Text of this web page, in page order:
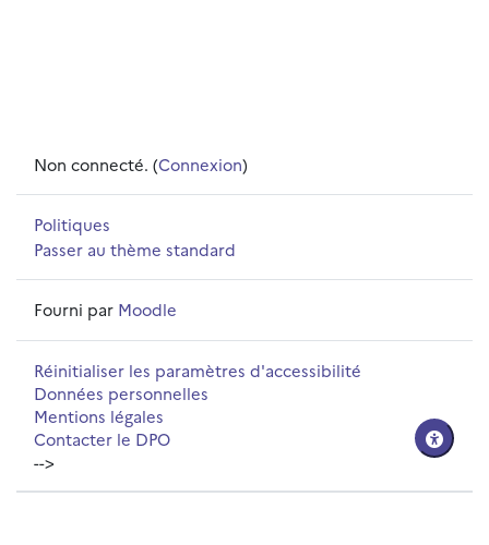
Non connecté. (Connexion)
Politiques
Passer au thème standard
Fourni par Moodle
Réinitialiser les paramètres d'accessibilité
Données personnelles
Mentions légales
Contacter le DPO
-->